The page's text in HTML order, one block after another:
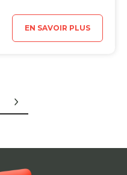
EN SAVOIR PLUS